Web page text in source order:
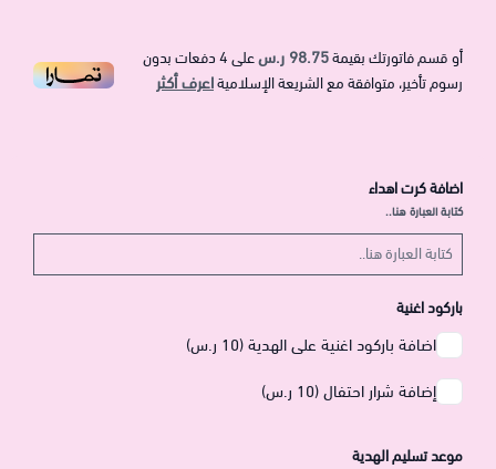
أو قسم فاتورتك بقيمة98.75 ر.س على4دفعات بدون
رسوم تأخير، متوافقة مع الشريعة الإسلاميةاعرف أكثر
اضافة كرت اهداء
كتابة العبارة هنا..
باركود اغنية
اضافة باركود اغنية على الهدية (10 ر.س)
إضافة شرار احتفال (10 ر.س)
موعد تسليم الهدية